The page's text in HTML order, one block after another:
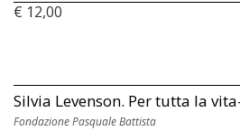
€ 12,00
Silvia Levenson. Per tutta la
Fondazione Pasquale Battista